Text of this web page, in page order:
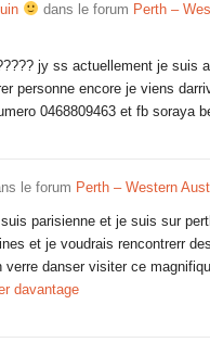
dans le forum Perth –
jy ss actuellement je suis
personne encore je viens
0468809463 et fb soraya
le forum Perth – Western
parisienne et je suis sur
et je voudrais rencontrerr
verre danser visiter ce
davantage